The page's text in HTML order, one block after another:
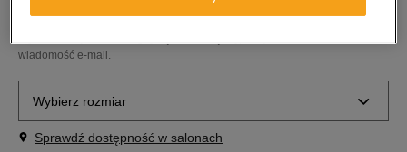
PRODUKT NIEDOSTĘPNY
wiadomość e-mail.
Wybierz rozmiar
Rozmiary EU
Sprawdź dostępność w salonach